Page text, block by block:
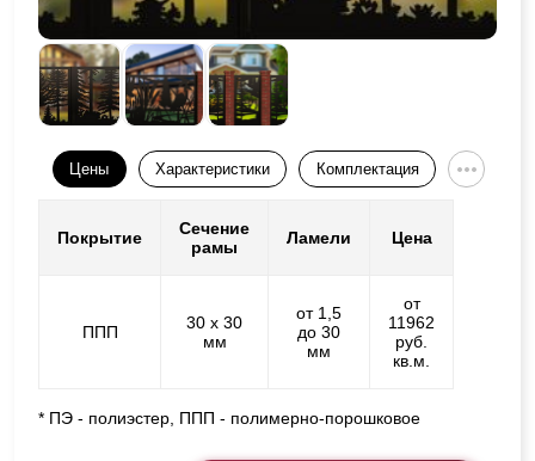
Цены Характеристики Комплектация
Покрытие
Сечение
рамы
Ламели Цена
ППП
30 х 30
мм
от 1,5
до 30
мм
от
11962
руб.
кв.м.
* ПЭ - полиэстер, ППП - полимерно-порошковое